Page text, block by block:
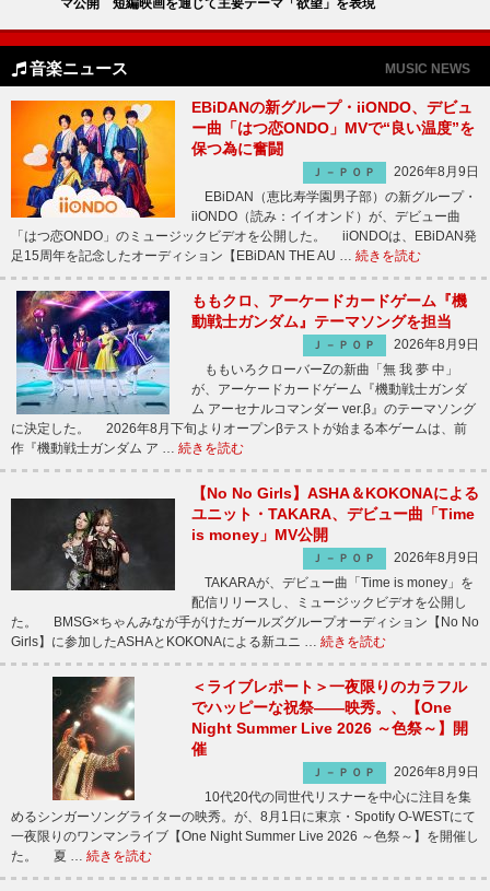
音楽ニュース MUSIC NEWS
EBiDANの新グループ・iiONDO、デビュ
ー曲「はつ恋ONDO」MVで“良い温度”を
保つ為に奮闘
Ｊ－ＰＯＰ
2026年8月9日
EBiDAN（恵比寿学園男子部）の新グループ・
iiONDO（読み：イイオンド）が、デビュー曲
「はつ恋ONDO」のミュージックビデオを公開した。 iiONDOは、EBiDAN発
足15周年を記念したオーディション【EBiDAN THE AU … 続きを読む
ももクロ、アーケードカードゲーム『機
動戦士ガンダム』テーマソングを担当
Ｊ－ＰＯＰ
2026年8月9日
ももいろクローバーZの新曲「無 我 夢 中」
が、アーケードカードゲーム『機動戦士ガンダ
ム アーセナルコマンダー ver.β』のテーマソング
に決定した。 2026年8月下旬よりオープンβテストが始まる本ゲームは、前
作『機動戦士ガンダム ア … 続きを読む
【No No Girls】ASHA＆KOKONAによる
ユニット・TAKARA、デビュー曲「Time
is money」MV公開
Ｊ－ＰＯＰ
2026年8月9日
TAKARAが、デビュー曲「Time is money」を
配信リリースし、ミュージックビデオを公開し
た。 BMSG×ちゃんみなが手がけたガールズグループオーディション【No No
Girls】に参加したASHAとKOKONAによる新ユニ … 続きを読む
＜ライブレポート＞一夜限りのカラフル
でハッピーな祝祭――映秀。、【One
Night Summer Live 2026 ～色祭～】開
催
Ｊ－ＰＯＰ
2026年8月9日
10代20代の同世代リスナーを中心に注目を集
めるシンガーソングライターの映秀。が、8月1日に東京・Spotify O-WESTにて
一夜限りのワンマンライブ【One Night Summer Live 2026 ～色祭～】を開催し
た。 夏 … 続きを読む